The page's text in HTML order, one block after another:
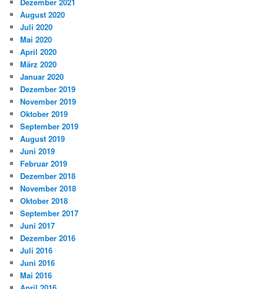
August 2020
Juli 2020
Mai 2020
April 2020
März 2020
Januar 2020
Dezember 2019
November 2019
Oktober 2019
September 2019
August 2019
Juni 2019
Februar 2019
Dezember 2018
November 2018
Oktober 2018
September 2017
Juni 2017
Dezember 2016
Juli 2016
Juni 2016
Mai 2016